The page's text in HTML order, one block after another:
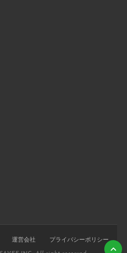
運営会社 プライバシーポリシー